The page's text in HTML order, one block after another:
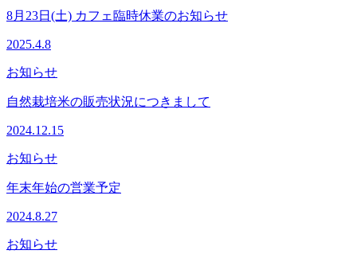
8月23日(土) カフェ臨時休業のお知らせ
2025.4.8
お知らせ
自然栽培米の販売状況につきまして
2024.12.15
お知らせ
年末年始の営業予定
2024.8.27
お知らせ